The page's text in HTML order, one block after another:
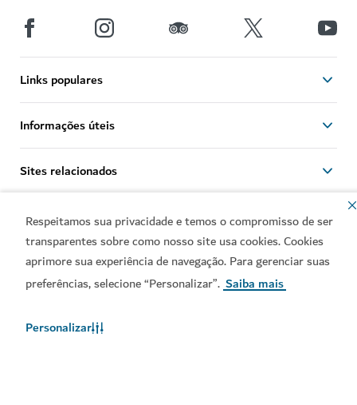
Respeitamos sua privacidade e temos o compromisso de ser
transparentes sobre como nosso site usa cookies. Cookies
aprimore sua experiência de navegação. Para gerenciar suas
preferências, selecione “Personalizar”. Saiba mais
Personalizar
Links populares
Informações úteis
Sites relacionados
Termos de utilização
Política de Privacidade
Aviso de Cookies
Mapa do site
Copyright © 2026. Este site é mantido pelo Departamento